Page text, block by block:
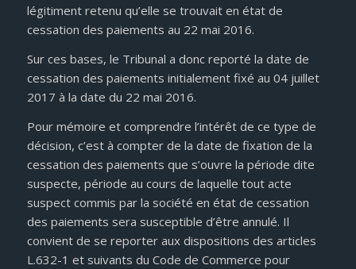
légitiment retenu qu’elle se trouvait en état de
cessation des paiements au 22 mai 2016.
Sur ces bases, le Tribunal a donc reporté la date de
cessation des paiements initialement fixé au 04 juillet
2017 à la date du 22 mai 2016.
Pour mémoire et comprendre l’intérêt de ce type de
décision, c’est à compter de la date de fixation de la
cessation des paiements que s’ouvre la période dite
suspecte, période au cours de laquelle tout acte
suspect commis par la société en état de cessation
des paiements sera susceptible d’être annulé. Il
convient de se reporter aux dispositions des articles
L.632-1 et suivants du Code de Commerce pour